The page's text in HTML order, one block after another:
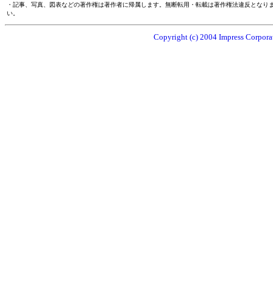
・記事、写真、図表などの著作権は著作者に帰属します。無断転用・転載は著作権法違反とな
い。
Copyright (c) 2004 Impress